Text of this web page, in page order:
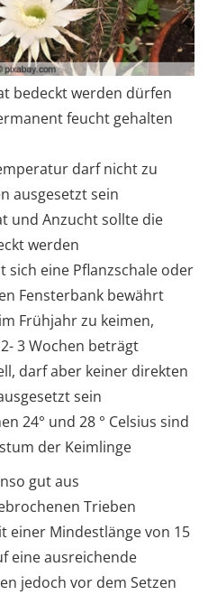
bedeckt werden dürfen
feucht gehalten
darf nicht zu
ausgesetzt sein
und Anzucht sollte die
werden
sich eine Pflanzschale oder
Fensterbank bewährt
Frühjahr zu keimen,
3 Wochen beträgt
darf aber keiner direkten
sein
24° und 28 ° Celsius sind
der Keimlinge
gut aus
Trieben
einer Mindestlänge von 15
eine ausreichende
jedoch vor dem Setzen